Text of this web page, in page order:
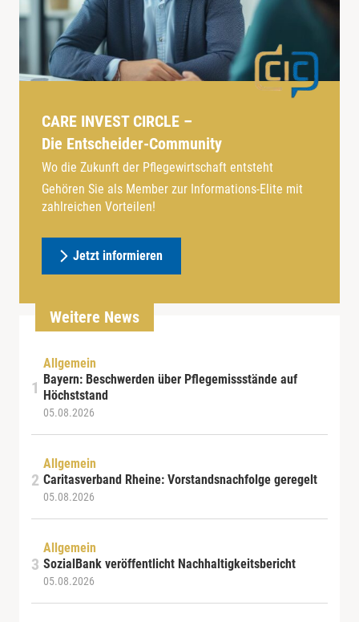
CARE INVEST CIRCLE –
Die Entscheider-Community
Wo die Zukunft der Pflegewirtschaft entsteht
Gehören Sie als Member zur Informations-Elite mit
zahlreichen Vorteilen!
Jetzt informieren
Weitere News
Allgemein
Bayern: Beschwerden über Pflegemissstände auf
Höchststand
05.08.2026
Allgemein
Caritasverband Rheine: Vorstandsnachfolge geregelt
05.08.2026
Allgemein
SozialBank veröffentlicht Nachhaltigkeitsbericht
05.08.2026